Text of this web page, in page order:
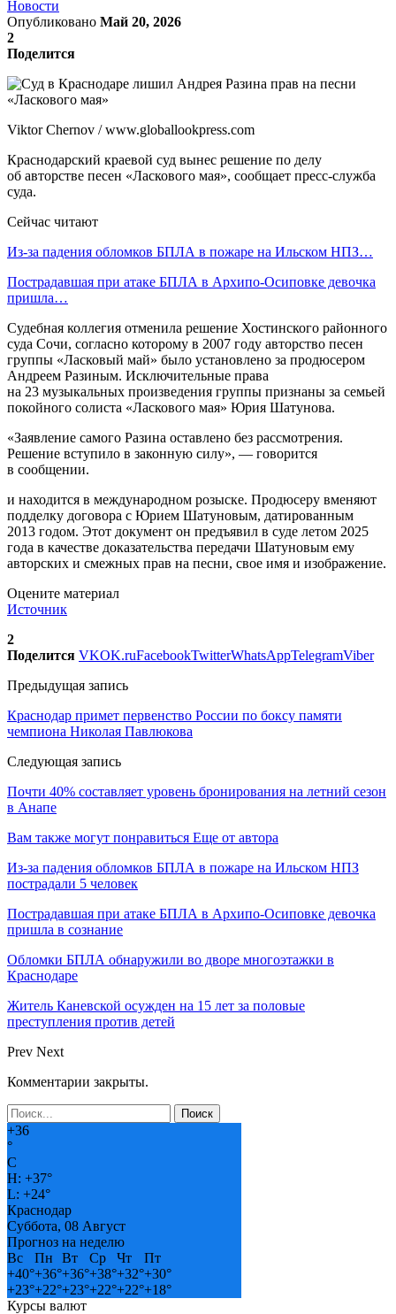
Новости
Опубликовано Май 20, 2026
2
Поделится
Viktor Chernov / www.globallookpress.com
Краснодарский краевой суд вынес решение по делу
об авторстве песен «Ласкового мая», сообщает пресс-служба
суда.
Сейчас читают
Из-за падения обломков БПЛА в пожаре на Ильском НПЗ…
Пострадавшая при атаке БПЛА в Архипо-Осиповке девочка
пришла…
Судебная коллегия отменила решение Хостинского районного
суда Сочи, согласно которому в 2007 году авторство песен
группы «Ласковый май» было установлено за продюсером
Андреем Разиным. Исключительные права
на 23 музыкальных произведения группы признаны за семьей
покойного солиста «Ласкового мая» Юрия Шатунова.
«Заявление самого Разина оставлено без рассмотрения.
Решение вступило в законную силу», — говорится
в сообщении.
и находится в международном розыске. Продюсеру вменяют
подделку договора с Юрием Шатуновым, датированным
2013 годом. Этот документ он предъявил в суде летом 2025
года в качестве доказательства передачи Шатуновым ему
авторских и смежных прав на песни, свое имя и изображение.
Оцените материал
Источник
2
Поделится VKOK.ruFacebookTwitterWhatsAppTelegramViber
Предыдущая запись
Краснодар примет первенство России по боксу памяти
чемпиона Николая Павлюкова
Следующая запись
Почти 40% составляет уровень бронирования на летний сезон
в Анапе
Вам также могут понравиться Еще от автора
Из-за падения обломков БПЛА в пожаре на Ильском НПЗ
пострадали 5 человек
Пострадавшая при атаке БПЛА в Архипо-Осиповке девочка
пришла в сознание
Обломки БПЛА обнаружили во дворе многоэтажки в
Краснодаре
Житель Каневской осужден на 15 лет за половые
преступления против детей
Prev Next
Комментарии закрыты.
+36
°
C
H: +37°
L: +24°
Краснодар
Суббота, 08 Август
Прогноз на неделю
Вс
Пн Вт Ср Чт
Пт
+40°+36°+36°+38°+32°+30°
+23°+22°+23°+22°+22°+18°
Курсы валют